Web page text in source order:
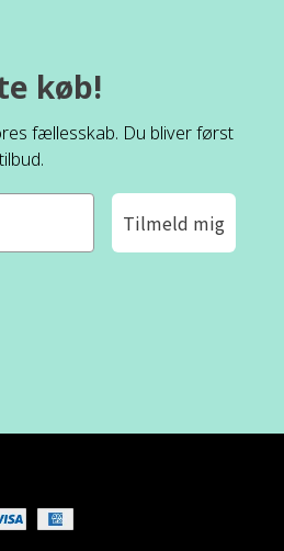
køb!
fællesskab. Du bliver først
Tilmeld mig